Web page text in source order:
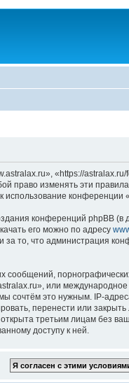
«https://
право изменять эти
использование
конференций phpBB
его можно по адресу
то, что администрация
сообщений,
или
сочтём это нужным. IP-
перенести или
третьим лицам без
доступу к ней.